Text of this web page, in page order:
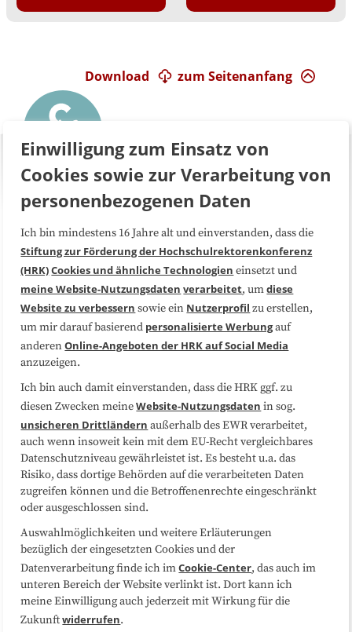
zum Seitenanfang
Download
Über uns FAQ
Medienarbeit Kooperationen
Datenschutzerklärung Impressum
Sitemap
Folgen Sie uns
Einwilligung zum Einsatz von
Cookies sowie zur Verarbeitung von
personenbezogenen Daten
Ich bin mindestens 16 Jahre alt und einverstanden, dass die
Stiftung zur Förderung der Hochschulrektorenkonferenz
(HRK)Cookies und ähnliche Technologien einsetzt und
meine Website-Nutzungsdaten verarbeitet, umdiese
Website zu verbessern sowie ein Nutzerprofil zu erstellen,
um mir darauf basierend personalisierte Werbungauf
anderenOnline-Angeboten der HRK auf Social Media
anzuzeigen.
Ich bin auch damit einverstanden, dass die HRK ggf. zu
diesen Zwecken meineWebsite-Nutzungsdaten in sog.
unsicheren Drittländern außerhalb des EWR verarbeitet,
auch wenn insoweit kein mit dem EU-Recht vergleichbares
Datenschutzniveau gewährleistet ist. Es besteht u.a. das
Risiko, dass dortige Behörden auf die verarbeiteten Daten
zugreifen können und die Betroffenenrechte eingeschränkt
oder ausgeschlossen sind.
Auswahlmöglichkeiten und weitere Erläuterungen
bezüglich der eingesetzten Cookies und der
Datenverarbeitung finde ich imCookie-Center, das auch im
unteren Bereich der Website verlinkt ist. Dort kann ich
meine Einwilligung auch jederzeit mit Wirkung für die
Zukunftwiderrufen.